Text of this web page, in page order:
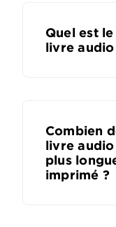
Quel est
livre audio
Combien
livre
plus
imprimé ?